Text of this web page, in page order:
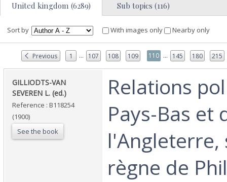
United kingdom (6289) Sub topics (116)
Sort by With images only Nearby only
Previous 1 ... 107 108 109 110 ... 145 180 215
‎GILLIODTS-VAN
SEVEREN L. (ed.)‎
Reference : B118254
(1900)
See the book
‎Relations
Pays-Bas et
l'Angleterre,
règne de